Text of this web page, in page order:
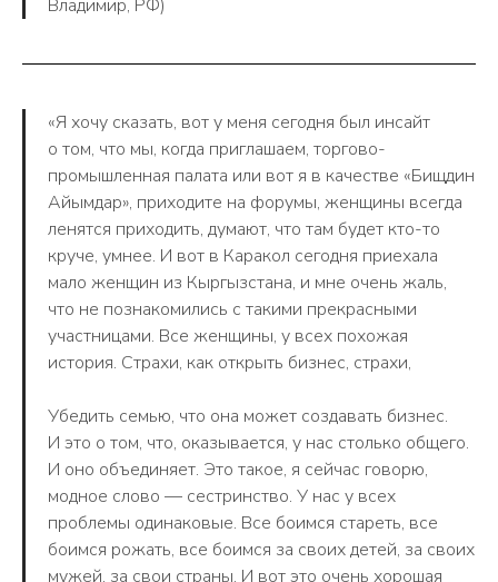
Владимир, РФ)
«Я хочу сказать, вот у меня сегодня был инсайт
о том, что мы, когда приглашаем, торгово-
промышленная палата или вот я в качестве «Бищдин
Айымдар», приходите на форумы, женщины всегда
ленятся приходить, думают, что там будет кто-то
круче, умнее. И вот в Каракол сегодня приехала
мало женщин из Кыргызстана, и мне очень жаль,
что не познакомились с такими прекрасными
участницами. Все женщины, у всех похожая
история. Страхи, как открыть бизнес, страхи,
Убедить семью, что она может создавать бизнес.
И это о том, что, оказывается, у нас столько общего.
И оно объединяет. Это такое, я сейчас говорю,
модное слово — сестринство. У нас у всех
проблемы одинаковые. Все боимся стареть, все
боимся рожать, все боимся за своих детей, за своих
мужей, за свои страны. И вот это очень хорошая